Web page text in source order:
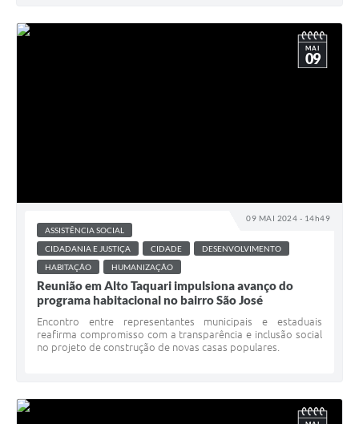
09 MAI 2024 - 14h49
MAI
09
ASSISTÊNCIA SOCIAL
CIDADANIA E JUSTIÇA
CIDADE
DESENVOLVIMENTO
HABITAÇÃO
HUMANIZAÇÃO
Reunião em Alto Taquari impulsiona avanço do
programa habitacional no bairro São José
Encontro entre representantes municipais e estaduais
reafirma compromisso com a transparência e inclusão social
no projeto de construção de novas casas populares.